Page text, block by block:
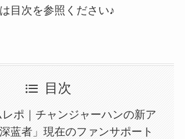
目次を参照ください♪
目次
ポ｜チャンジャーハンの新ア
蓝者」現在のファンサポート